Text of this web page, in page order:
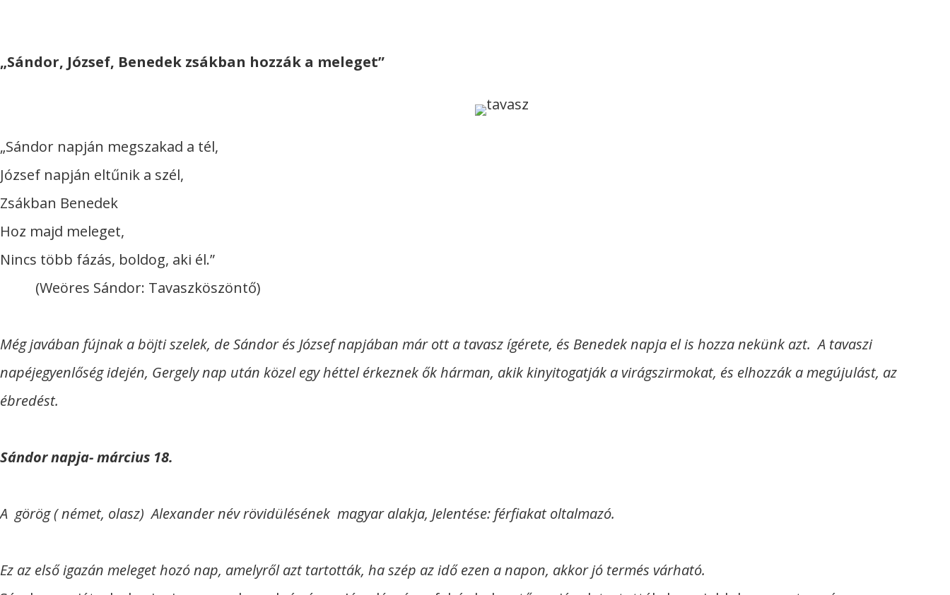
„Sándor, József, Benedek zsákban hozzák a meleget”
„Sándor napján megszakad a tél,
József napján eltűnik a szél,
Zsákban Benedek
Hoz majd meleget,
Nincs több fázás, boldog, aki él.”
(Weöres Sándor: Tavaszköszöntő)
Még javában fújnak a böjti szelek, de Sándor és József napjában már ott a tavasz ígérete, és Benedek napja el is hozza nekünk azt. A tavaszi
napéjegyenlőség idején, Gergely nap után közel egy héttel érkeznek ők hárman, akik kinyitogatják a virágszirmokat, és elhozzák a megújulást, az
ébredést.
Sándor napja- március 18.
A görög ( német, olasz) Alexander név rövidülésének magyar alakja, Jelentése: férfiakat oltalmazó.
Ez az első igazán meleget hozó nap, amelyről azt tartották, ha szép az idő ezen a napon, akkor jó termés várható.